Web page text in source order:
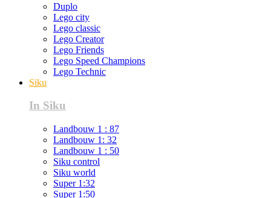
Duplo
Lego city
Lego classic
Lego Creator
Lego Friends
Lego Speed Champions
Lego Technic
Siku
In Siku
Landbouw 1 : 87
Landbouw 1: 32
Landbouw 1 : 50
Siku control
Siku world
Super 1:32
Super 1:50